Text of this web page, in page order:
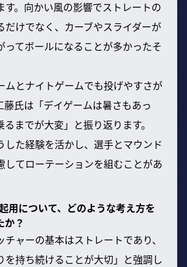
す。向かい風の影響でストレートの
だけでなく、カーブやスライダーが
ってボールになることが多かったそ
ムとナイトゲームでも投げやすさが
藤氏は「デイゲームは暑さもあっ
までが大変」と振り返ります。
した経験を活かし、選手とマウンド
してローテーションを組むことがあ
用について、どのような考え方を
か？
ャーの基本はストレートであり、
を持ち続けることが大切」と強調し